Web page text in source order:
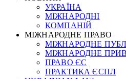
УКРАЇНА
МІЖНАРОДНІ
КОМПАНІЙ
МІЖНАРОДНЕ ПРАВО
МІЖНАРОДНЕ
МІЖНАРОДНЕ
ПРАВО ЄС
ПРАКТИКА ЄСПЛ